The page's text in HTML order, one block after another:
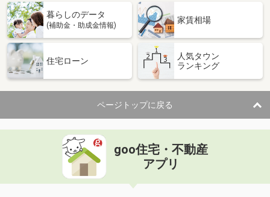
暮らしのデータ
(補助金・助成金情報)
家賃相場
住宅ローン
人気タウン
ランキング
ページトップに戻る
goo住宅・不動産
アプリ